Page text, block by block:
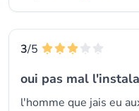
3/5
oui pas mal
l'homme que jais eu